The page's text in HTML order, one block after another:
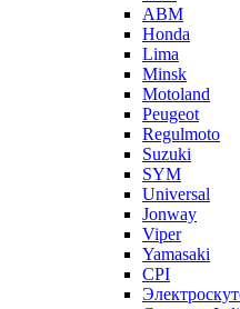
ABM
Honda
Lima
Minsk
Motoland
Peugeot
Regulmoto
Suzuki
SYM
Universal
Jonway
Viper
Yamasaki
CPI